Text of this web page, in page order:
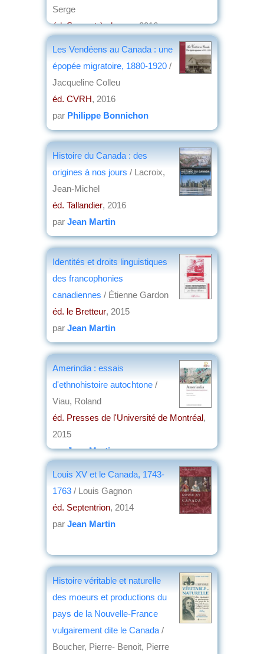
Serge
éd. Serpent à plumes, 2016
Les Vendéens au Canada : une
épopée migratoire, 1880-1920 /
Jacqueline Colleu
éd. CVRH, 2016
par Philippe Bonnichon
Histoire du Canada : des
origines à nos jours / Lacroix,
Jean-Michel
éd. Tallandier, 2016
par Jean Martin
Identités et droits linguistiques
des francophonies
canadiennes / Étienne Gardon
éd. le Bretteur, 2015
par Jean Martin
Amerindia : essais
d'ethnohistoire autochtone /
Viau, Roland
éd. Presses de l'Université de Montréal,
2015
parJean Martin
Louis XV et le Canada, 1743-
1763 / Louis Gagnon
éd. Septentrion, 2014
par Jean Martin
Histoire véritable et naturelle
des moeurs et productions du
pays de la Nouvelle-France
vulgairement dite le Canada /
Boucher, Pierre- Benoit, Pierre